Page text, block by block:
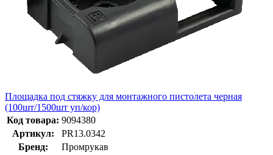
Площадка под стяжку для монтажного пистолета черная
(100шт/1500шт уп/кор)
Код товара: 9094380
Артикул:
PR13.0342
Бренд:
Промрукав